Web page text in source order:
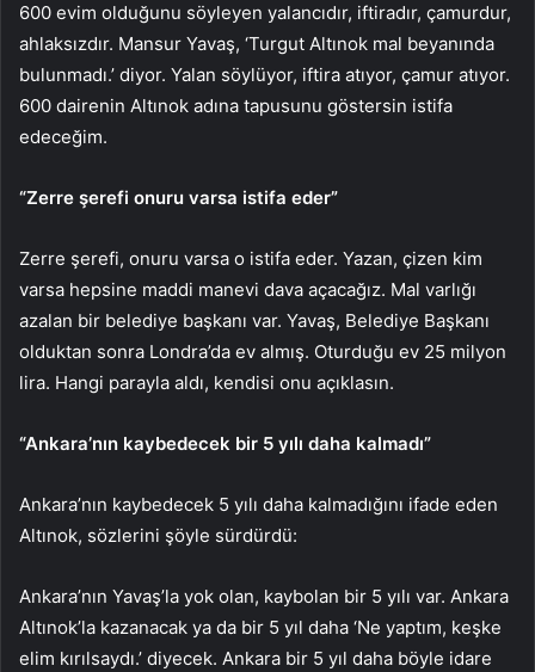
600 evim olduğunu söyleyen yalancıdır, iftiradır, çamurdur,
ahlaksızdır. Mansur Yavaş, ‘Turgut Altınok mal beyanında
bulunmadı.’ diyor. Yalan söylüyor, iftira atıyor, çamur atıyor.
600 dairenin Altınok adına tapusunu göstersin istifa
edeceğim.
“Zerre şerefi onuru varsa istifa eder”
Zerre şerefi, onuru varsa o istifa eder. Yazan, çizen kim
varsa hepsine maddi manevi dava açacağız. Mal varlığı
azalan bir belediye başkanı var. Yavaş, Belediye Başkanı
olduktan sonra Londra’da ev almış. Oturduğu ev 25 milyon
lira. Hangi parayla aldı, kendisi onu açıklasın.
“Ankara’nın kaybedecek bir 5 yılı daha kalmadı”
Ankara’nın kaybedecek 5 yılı daha kalmadığını ifade eden
Altınok, sözlerini şöyle sürdürdü:
Ankara’nın Yavaş’la yok olan, kaybolan bir 5 yılı var. Ankara
Altınok’la kazanacak ya da bir 5 yıl daha ‘Ne yaptım, keşke
elim kırılsaydı.’ diyecek. Ankara bir 5 yıl daha böyle idare